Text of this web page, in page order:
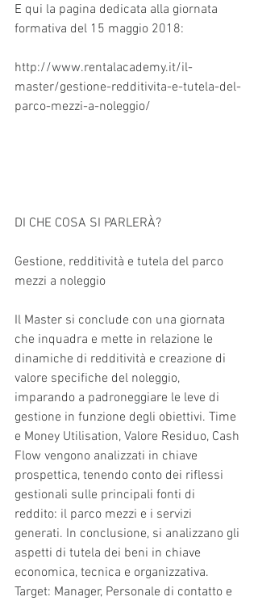
E qui la pagina dedicata alla giornata
formativa del 15 maggio 2018:
http://www.rentalacademy.it/il-
master/gestione-redditivita-e-tutela-del-
parco-mezzi-a-noleggio/
DI CHE COSA SI PARLERÀ?
Gestione, redditività e tutela del parco
mezzi a noleggio
Il Master si conclude con una giornata
che inquadra e mette in relazione le
dinamiche di redditività e creazione di
valore specifiche del noleggio,
imparando a padroneggiare le leve di
gestione in funzione degli obiettivi. Time
e Money Utilisation, Valore Residuo, Cash
Flow vengono analizzati in chiave
prospettica, tenendo conto dei riflessi
gestionali sulle principali fonti di
reddito: il parco mezzi e i servizi
generati. In conclusione, si analizzano gli
aspetti di tutela dei beni in chiave
economica, tecnica e organizzativa.
Target: Manager, Personale di contatto e